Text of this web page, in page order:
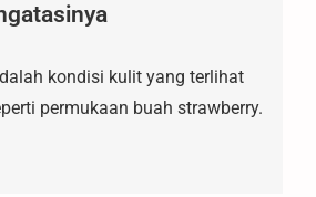
kondisi kulit yang terlihat
permukaan buah strawberry.